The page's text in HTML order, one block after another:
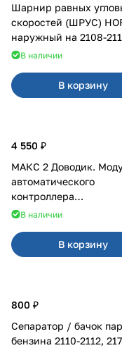
Шарнир равных
скоростей (ШРУС)
наружный на 2108-2115,
2110-2112
В наличии
В корзину
4 550 ₽
МАКС 2 Доводик.
автоматического
контроллера
стеклоподъемников для
В наличии
В корзину
800 ₽
Сепаратор / бачок
бензина 2110-2112,